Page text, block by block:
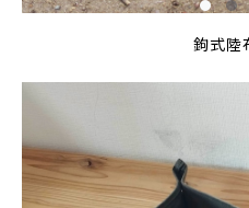
鉤式陸